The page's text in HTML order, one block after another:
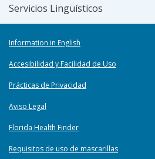
Servicios Lingüísticos
Information in English
Accesibilidad y Facilidad de Uso
Prácticas de Privacidad
Aviso Legal
Florida Health Finder
Requisitos de uso de mascarillas